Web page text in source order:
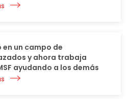
en un campo de
y ahora trabaja
ayudando a los demás